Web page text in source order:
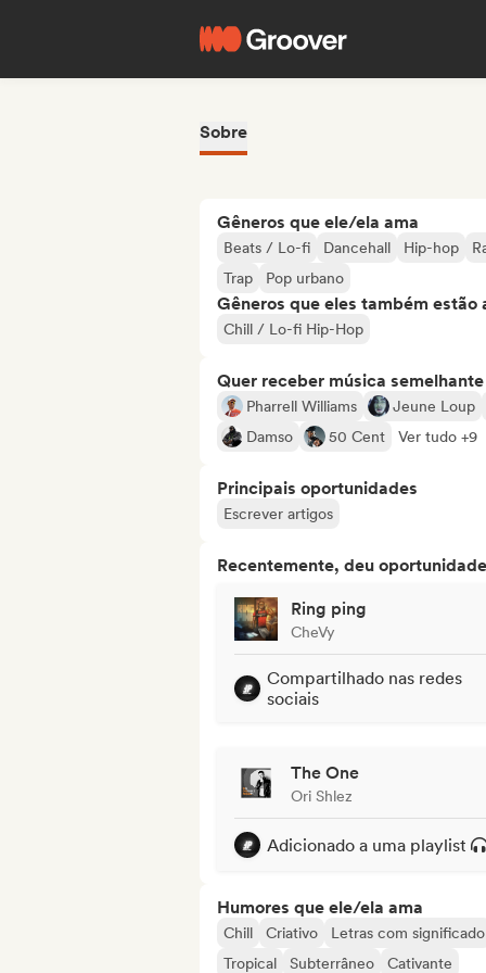
Sobre
Gêneros que ele/ela ama
Beats / Lo-fi Dancehall Hip-hop
Trap
Pop urbano
Gêneros que eles também estão
Chill / Lo-fi Hip-Hop
Quer receber música
Pharrell Williams
Jeune Loup
Damso
50 Cent Ver tudo +9
Principais oportunidades
Escrever artigos
Recentemente, deu
Ring ping
CheVy
Compartilhado nas redes
sociais
The One
Ori Shlez
Adicionado a uma playlist
Humores que ele/ela ama
Chill Criativo
Letras com significado
Tropical
Subterrâneo Cativante